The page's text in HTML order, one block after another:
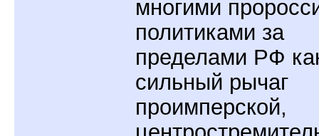
многими
политиками за
пределами РФ
сильный рычаг
проимперской,